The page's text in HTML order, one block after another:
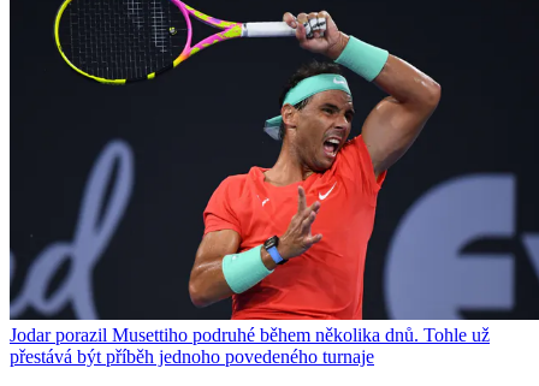
Jodar porazil Musettiho podruhé během několika dnů. Tohle už
přestává být příběh jednoho povedeného turnaje